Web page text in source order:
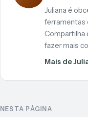
Juliana é
ferramentas
Compartilha
fazer mais
Mais de
NESTA PÁGINA